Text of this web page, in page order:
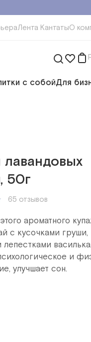
Лента КантатыО
с собойДля
лавандовых
50г
65 отзывов
ароматного
с кусочками груши,
лепестками василька.
и
улучшает сон.